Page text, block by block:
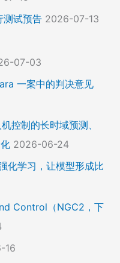
测试预告 2026-07-13
07-03
一案中的判决意见
控制的长时域预测、
2026-06-24
化学习，让模型形成比
Control（NGC2，下
16